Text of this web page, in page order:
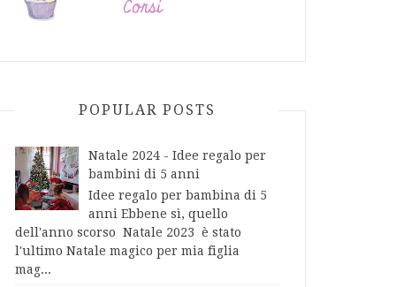
POPULAR POSTS
Natale 2024 - Idee regalo per
bambini di 5 anni
Idee regalo per bambina di 5
anni Ebbene sì, quello
dell'anno scorso Natale 2023 è stato
l'ultimo Natale magico per mia figlia
mag...